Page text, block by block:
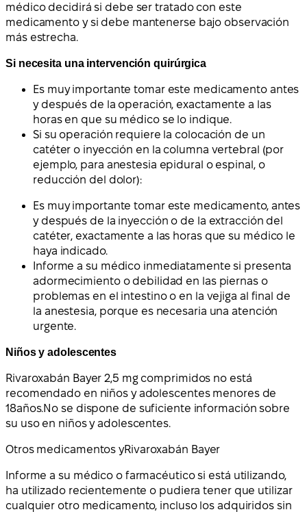
médico decidirá si debe ser tratado con este
medicamento y si debe mantenerse bajo observación
más estrecha.
Si necesita una intervención quirúrgica
Es muy importante tomar este medicamento antes
y después de la operación, exactamente a las
horas en que su médico se lo indique.
Si su operación requiere la colocación de un
catéter o inyección en la columna vertebral (por
ejemplo, para anestesia epidural o espinal, o
reducción del dolor):
Es muy importante tomar este medicamento, antes
y después de la inyección o de la extracción del
catéter, exactamente a las horas que su médico le
haya indicado.
Informe a su médico inmediatamente si presenta
adormecimiento o debilidad en las piernas o
problemas en el intestino o en la vejiga al final de
la anestesia, porque es necesaria una atención
urgente.
Niños y adolescentes
Rivaroxabán Bayer 2,5 mg comprimidos no está
recomendado en niños y adolescentes menores de
18años.No se dispone de suficiente información sobre
su uso en niños y adolescentes.
Otros medicamentos yRivaroxabán Bayer
Informe a su médico o farmacéutico si está utilizando,
ha utilizado recientemente o pudiera tener que utilizar
cualquier otro medicamento, incluso los adquiridos sin